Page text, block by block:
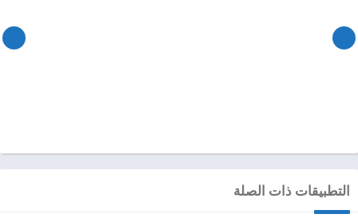
التطبيقات ذات الصلة